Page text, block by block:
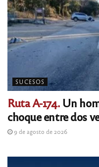
SUCESOS
Ruta A-174.Un
choque entre dos
9 de agosto de 2026